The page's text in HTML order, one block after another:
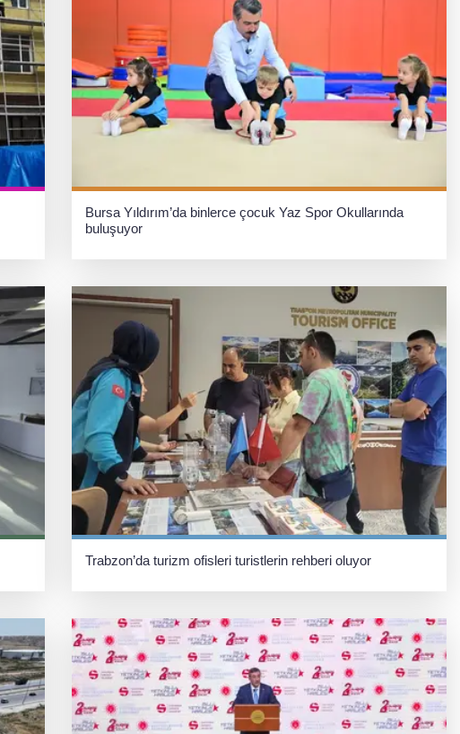
Bursa Yıldırım’da binlerce çocuk Yaz Spor Okullarında
buluşuyor
Trabzon’da turizm ofisleri turistlerin rehberi oluyor